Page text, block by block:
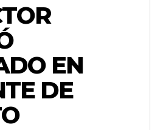
EN
DE